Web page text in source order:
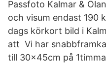
Passfoto Kalmar &
och visum endast 190
dags körkort bild i
att Vi har
till 30x45cm på